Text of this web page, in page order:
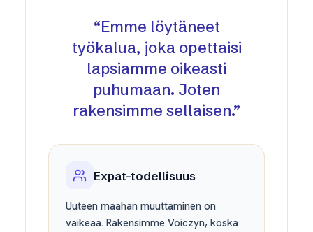
“Emme löytäneet
työkalua, joka opettaisi
lapsiamme oikeasti
puhumaan. Joten
rakensimme sellaisen.”
Expat-todellisuus
Uuteen maahan muuttaminen on
vaikeaa. Rakensimme Voiczyn, koska